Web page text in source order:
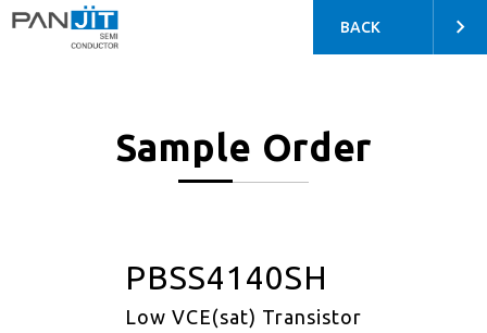
BACK
Sample Order
PBSS4140SH
Low VCE(sat) Transistor